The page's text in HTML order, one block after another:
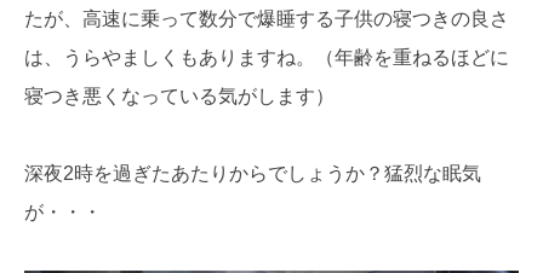
たが、高速に乗って数分で爆睡する子供の寝つきの良さ
は、うらやましくもありますね。（年齢を重ねるほどに
寝つき悪くなっている気がします）
深夜2時を過ぎたあたりからでしょうか？猛烈な眠気
が・・・